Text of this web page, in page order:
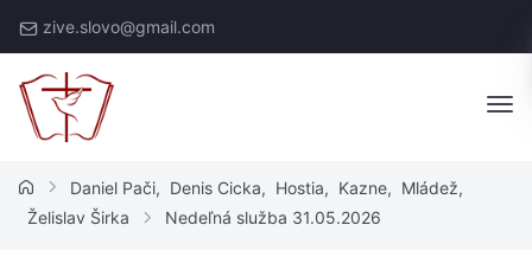
zive.slovo@gmail.com
Daniel Pači, Denis Cicka, Hostia, Kazne, Mládež,
Želislav Širka
Nedeľná služba 31.05.2026